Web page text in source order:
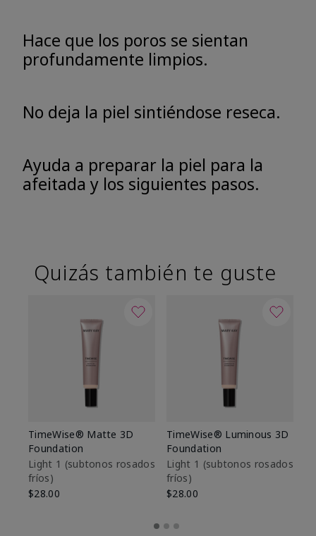
Hace que los poros se sientan
profundamente limpios.
No deja la piel sintiéndose reseca.
Ayuda a preparar la piel para la
afeitada y los siguientes pasos.
Quizás también te guste
TimeWise® Matte 3D
Foundation
Light 1​ (subtonos rosados
fríos)
$28.00
TimeWise® Luminous 3D
Foundation
Light 1​ (subtonos rosados
fríos)
$28.00